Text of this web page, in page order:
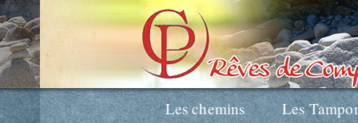
Les chemins
Les